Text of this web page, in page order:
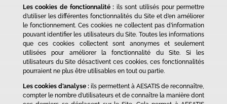
Les cookies de fonctionnalité : ils sont utilisés pour permettre
d’utiliser les différentes fonctionnalités du Site et d’en améliorer
le fonctionnement. Ces cookies ne collectent pas d’information
pouvant identifier les utilisateurs du Site. Toutes les informations
que ces cookies collectent sont anonymes et seulement
utilisées pour améliorer la fonctionnalité du Site. Si les
utilisateurs du Site désactivent ces cookies, ces fonctionnalités
pourraient ne plus être utilisables en tout ou partie.
Les cookies d’analyse :ils permettent à AESATIS de reconnaître,
compter le nombre d’utilisateurs et de connaître la manière dont